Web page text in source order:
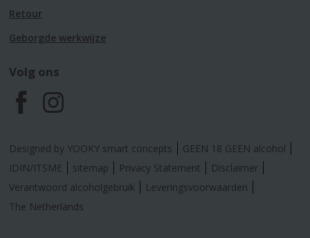
Retour
Geborgde werkwijze
Volg ons
F
a
c
e
I
n
s
t
Designed by YOOKY smart concepts
GEEN 18 GEEN alcohol
IDIN/ITSME
sitemap Privacy Statement
Disclaimer
Verantwoord alcoholgebruik
Leveringsvoorwaarden
The Netherlands